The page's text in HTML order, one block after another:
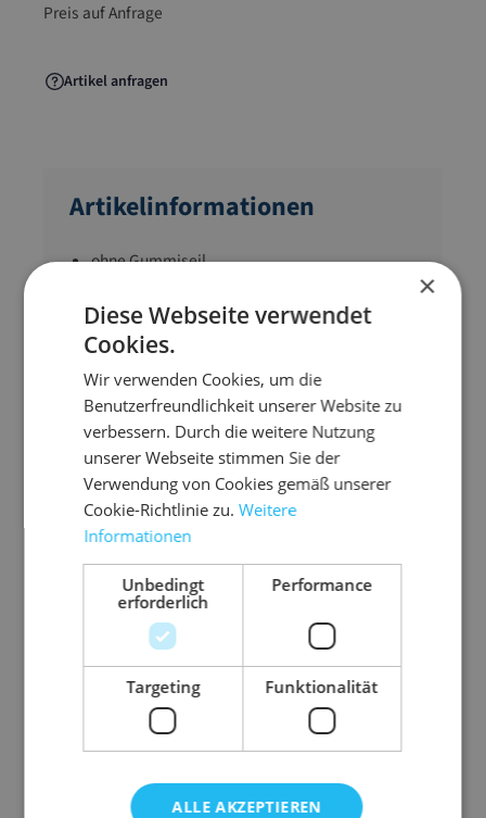
Preis auf Anfrage
Artikel anfragen
Artikelinformationen
ohne Gummiseil
DEKRA-zertifiziert
PE-Monofilgewirk 220 g/qm
gute Faltbarkeit (weiches Material)
alle 40 cm geöst
Standardfarbe: Grün
Rot, Blau oder Schwarz aufAnfrage
Abmessung
3,1 m x 8,0 m (B x L)
Anwendungsbereic
Ausführung
Baucontainer
abdecken
Material
PE-Monofilgewirk
Qualität
220 g/qm
×
Diese Webseite verwendet
Cookies.
Wir verwenden Cookies, um die
Benutzerfreundlichkeit unserer Website zu
verbessern. Durch die weitere Nutzung
unserer Webseite stimmen Sie der
Verwendung von Cookies gemäß unserer
Cookie-Richtlinie zu.Weitere
Informationen
Unbedingt
erforderlich
Performance
Targeting Funktionalität
ALLE AKZEPTIEREN